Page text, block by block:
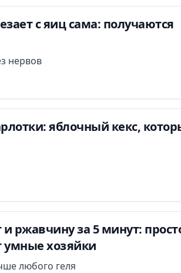
с яиц сама: получаются
нервов
яблочный кекс,
ржавчину за 5 минут:
умные хозяйки
любого геля